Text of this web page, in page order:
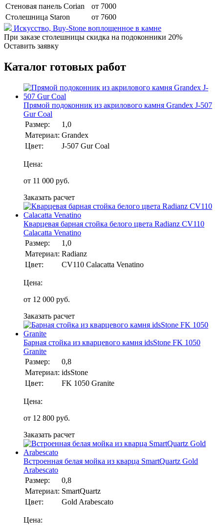
Стеновая панель Corian
от 7000
Столешница Staron
от 7600
Искусство, Buy-Stone воплощенное в камне
При заказе столешницы скидка на подоконники 20%
Оставить заявку
Каталог готовых работ
Прямой подоконник из акрилового камня Grandex J-507
Gur Coal
Размер:
1,0
Материал: Grandex
Цвет:
J-507 Gur Coal
Цена:
от 11 000 руб.
Заказать расчет
Кварцевая барная стойка белого цвета Radianz CV110
Calacatta Venatino
Размер:
1,0
Материал: Radianz
Цвет:
CV110 Calacatta Venatino
Цена:
от 12 000 руб.
Заказать расчет
Барная стойка из кварцевого камня idsStone FK 1050
Granite
Размер:
0,8
Материал: idsStone
Цвет:
FK 1050 Granite
Цена:
от 12 800 руб.
Заказать расчет
Встроенная белая мойка из кварца SmartQuartz Gold
Arabescato
Размер:
0,8
Материал: SmartQuartz
Цвет:
Gold Arabescato
Цена: